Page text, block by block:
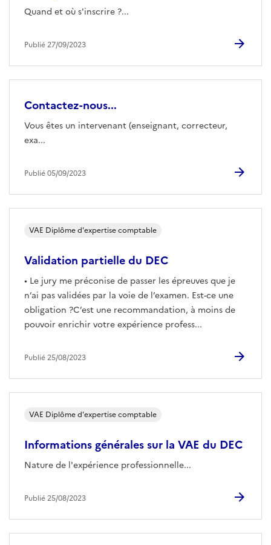
Quand et où s'inscrire ?...
Publié 27/09/2023
Contactez-nous...
Vous êtes un intervenant (enseignant, correcteur,
exa...
Publié 05/09/2023
Validation partielle du DEC
• Le jury me préconise de passer les épreuves que je
n’ai pas validées par la voie de l’examen. Est-ce une
obligation ?C’est une recommandation, à moins de
pouvoir enrichir votre expérience profess...
VAE Diplôme d'expertise comptable
Publié 25/08/2023
Informations générales sur la VAE du DEC
Nature de l'expérience professionnelle...
VAE Diplôme d'expertise comptable
Publié 25/08/2023